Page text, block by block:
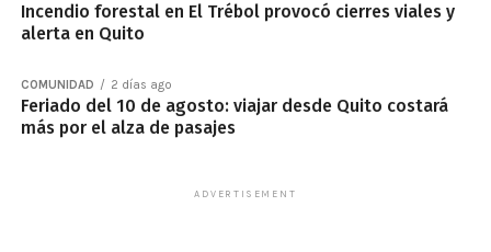
Incendio forestal en El Trébol provocó cierres viales y
alerta en Quito
COMUNIDAD 2 días ago
Feriado del 10 de agosto: viajar desde Quito costará
más por el alza de pasajes
ADVERTISEMENT